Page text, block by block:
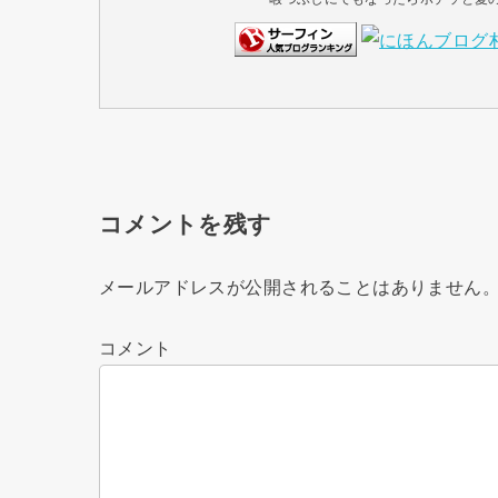
コメントを残す
メールアドレスが公開されることはありません
コメント